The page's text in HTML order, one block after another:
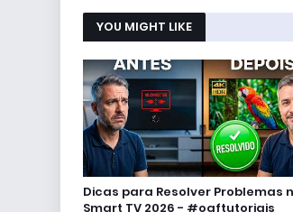
YOU MIGHT LIKE
Dicas para Resolver Problemas
Smart TV 2026 - #oqftutoriais